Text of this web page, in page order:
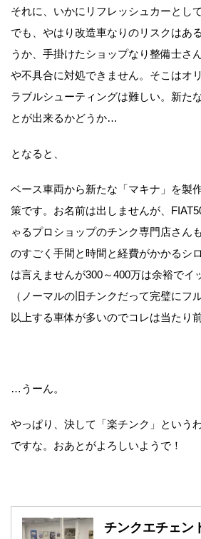
それに、いかにリフレッシュカーとし
でも、やはり改造車なりのリスクはあ
うか、手掛けたショップなり整備士さ
や不具合に対処できません。そこはオ
ラブルシューティングは難しい。新た
とが出来るかどうか…
となると、
ベース車両から新たな「マキナ」を製
策です。お名前は出しませんが、
ゃるプロショップのチンク専門店さん
のすごく手間と時間と経費がかかるシ
は言えませんが300～400万は余裕でイ
（ノーマルの旧チンクだって完璧にフ
以上する車体が多いのでコレは当たり
…うーん。
やっぱり、決して「楽チンク」という
ですな。おあとがよろしいようで！
チンクエチェン